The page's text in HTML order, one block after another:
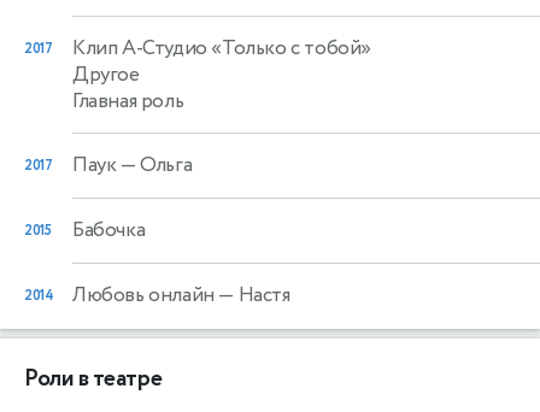
2017
Клип А-Студио «Только с тобой»
Другое
Главная роль
2017 Паук— Ольга
2015 Бабочка
2014 Любовь онлайн — Настя
Роли в театре